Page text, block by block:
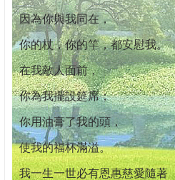
因為你與我同在，
你的杖，你的竿，都安慰我。
在我敵人面前，
你為我擺設筵席；
你用油膏了我的頭，
使我的福杯滿溢。
我一生一世必有恩惠慈愛隨著